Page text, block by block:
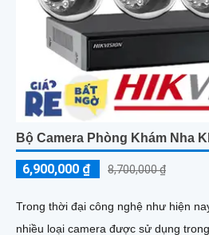
Bộ Camera Phòng Khám Nha
6,900,000 ₫ 8,700,000 ₫
Trong thời đại công nghệ như hiện
nhiều loại camera được sử dụng